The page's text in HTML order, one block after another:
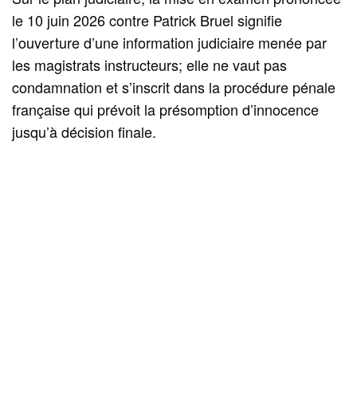
le 10 juin 2026 contre Patrick Bruel signifie
l’ouverture d’une information judiciaire menée par
les magistrats instructeurs; elle ne vaut pas
condamnation et s’inscrit dans la procédure pénale
française qui prévoit la présomption d’innocence
jusqu’à décision finale.